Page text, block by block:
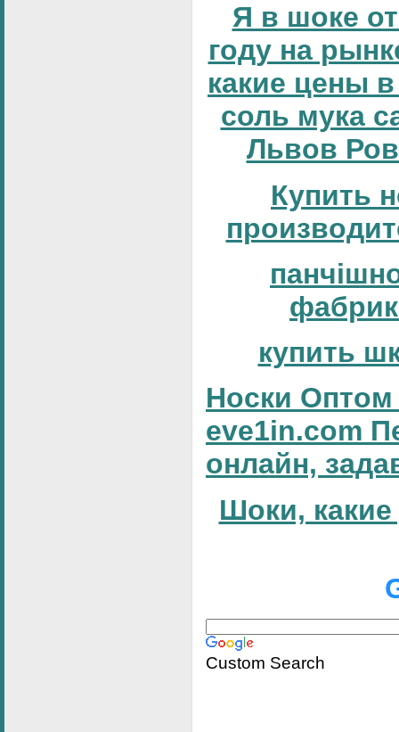
Я в шоке
году на
какие цены
соль мука
Львов
Купить
купить
Носки Оптом
eve1in.com
онлайн,
Шоки, какие
Custom Search